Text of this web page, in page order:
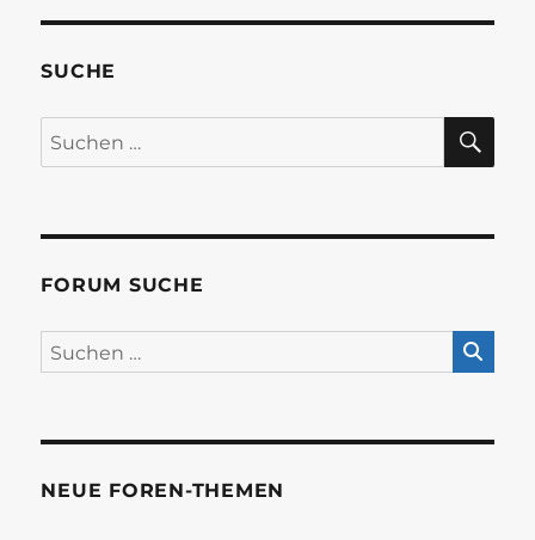
SUCHE
Suchen
nach:
FORUM SUCHE
NEUE FOREN-THEMEN